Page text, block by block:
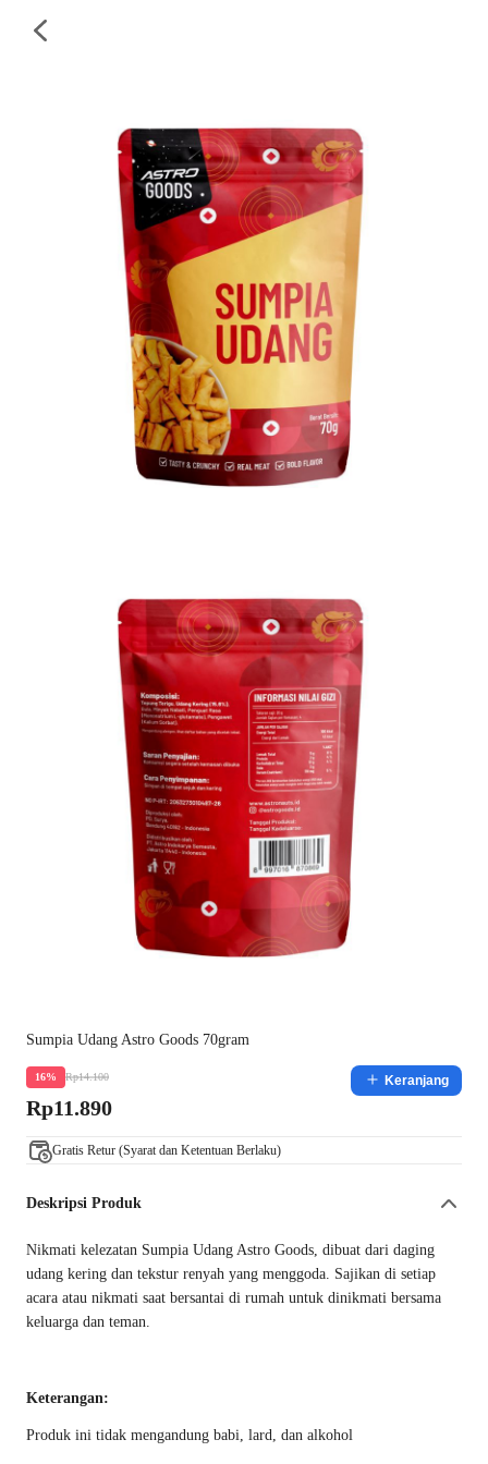
Sumpia Udang Astro Goods 70gram
16% Rp14.100
Rp11.890
Keranjang
Gratis Retur (Syarat dan Ketentuan Berlaku)
Deskripsi Produk
Nikmati kelezatan Sumpia Udang Astro Goods, dibuat dari daging
udang kering dan tekstur renyah yang menggoda. Sajikan di setiap
acara atau nikmati saat bersantai di rumah untuk dinikmati bersama
keluarga dan teman.
Keterangan:
Produk ini tidak mengandung babi, lard, dan alkohol